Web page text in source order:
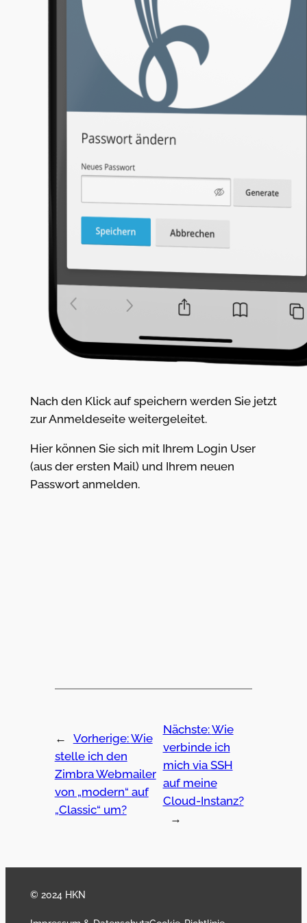
Nach den Klick auf speichern werden Sie jetzt
zur Anmeldeseite weitergeleitet.
Hier können Sie sich mit Ihrem Login User
(aus der ersten Mail) und Ihrem neuen
Passwort anmelden.
← Vorherige:Wie
stelle ich den
Zimbra Webmailer
von „modern“ auf
„Classic“ um?
Nächste:Wie
verbinde ich
mich via SSH
auf meine
Cloud-Instanz?
→
© 2024 HKN